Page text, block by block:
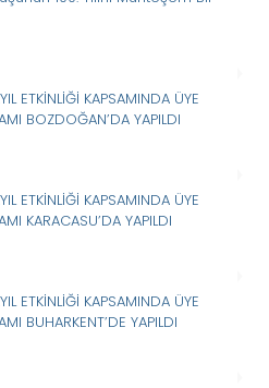
ETKİNLİĞİ KAPSAMINDA ÜYE
BOZDOĞAN’DA YAPILDI
ETKİNLİĞİ KAPSAMINDA ÜYE
KARACASU’DA YAPILDI
ETKİNLİĞİ KAPSAMINDA ÜYE
BUHARKENT’DE YAPILDI